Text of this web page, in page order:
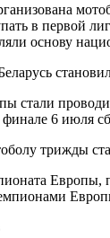
в первой
основу
стали
6 июля
трижды
Европы,